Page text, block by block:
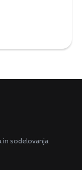
in sodelovanja.